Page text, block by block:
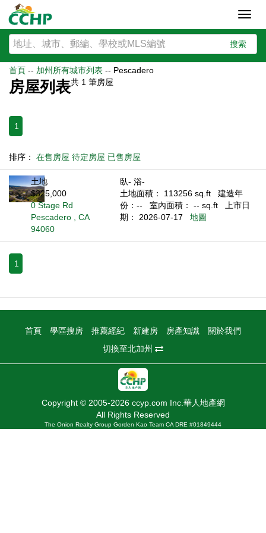
搜索
首頁 -- 加州所有城市列表 -- Pescadero
房屋列表共 1 筆房屋
1
排序： 在售房屋 待定房屋 已售房屋
土地
$325,000
0 Stage Rd
Pescadero , CA
94060
臥- 浴-
土地面積： 113256 sq.ft
建造年
份：--
室內面積： -- sq.ft
上市日
期： 2026-07-17
地圖
1
首頁 學區搜房 推薦經紀 新建房 房產知識
關於我們
切換至北加州
Copyright © 2005-2026 ccyp.com Inc.華人地產網
All Rights Reserved
The Onion Realty Group Gorden Kao Team CA DRE #01849444